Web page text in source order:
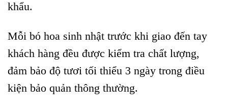
khẩu.
Mỗi bó hoa sinh nhật trước khi giao đến tay
khách hàng đều được kiểm tra chất lượng,
đảm bảo độ tươi tối thiểu 3 ngày trong điều
kiện bảo quản thông thường.